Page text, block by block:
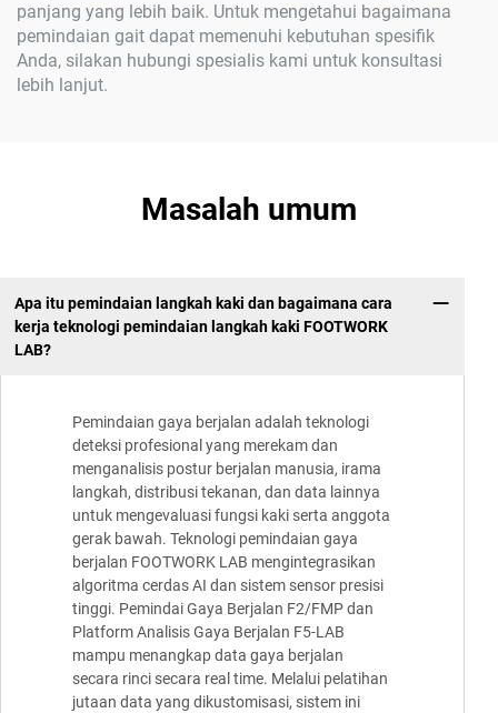
panjang yang lebih baik. Untuk mengetahui bagaimana
pemindaian gait dapat memenuhi kebutuhan spesifik
Anda, silakan hubungi spesialis kami untuk konsultasi
lebih lanjut.
Masalah umum
Apa itu pemindaian langkah kaki dan bagaimana cara
kerja teknologi pemindaian langkah kaki FOOTWORK
LAB?
Pemindaian gaya berjalan adalah teknologi
deteksi profesional yang merekam dan
menganalisis postur berjalan manusia, irama
langkah, distribusi tekanan, dan data lainnya
untuk mengevaluasi fungsi kaki serta anggota
gerak bawah. Teknologi pemindaian gaya
berjalan FOOTWORK LAB mengintegrasikan
algoritma cerdas AI dan sistem sensor presisi
tinggi. Pemindai Gaya Berjalan F2/FMP dan
Platform Analisis Gaya Berjalan F5-LAB
mampu menangkap data gaya berjalan
secara rinci secara real time. Melalui pelatihan
jutaan data yang dikustomisasi, sistem ini